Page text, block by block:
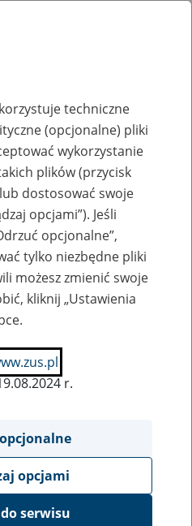
lub
zakładów pracy
bazy
techniczne
(opcjonalne) pliki
wykorzystanie
plików (przycisk
dostosować swoje
opcjami”). Jeśli
opcjonalne”,
tylko niezbędne pliki
możesz zmienić swoje
kliknij „Ustawienia
r.
opcjami
serwisu